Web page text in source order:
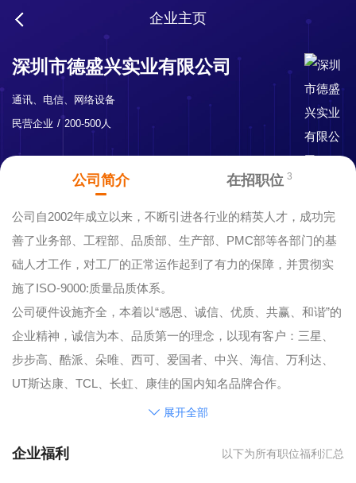
企业主页
深圳市德盛兴实业有限公司
通讯、电信、网络设备
民营企业
200-500人
公司简介 在招职位 3
公司自2002年成立以来，不断引进各行业的精英人才，成功完
善了业务部、工程部、品质部、生产部、PMC部等各部门的基
础人才工作，对工厂的正常运作起到了有力的保障，并贯彻实
施了ISO-9000:质量品质体系。
公司硬件设施齐全，本着以“感恩、诚信、优质、共赢、和谐”的
企业精神，诚信为本、品质第一的理念，以现有客户：三星、
步步高、酷派、朵唯、西可、爱国者、中兴、海信、万利达、
UT斯达康、TCL、长虹、康佳的国内知名品牌合作。
责；客户满意：是我们追求的目标。
展开全部
企业福利 以下为所有职位福利汇总